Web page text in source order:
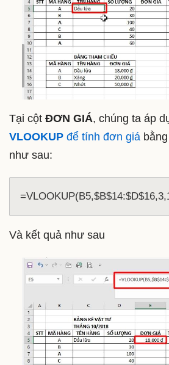
Tại cột ĐƠN GIÁ, chúng ta áp
VLOOKUP để tính đơn giá
như sau:
Và kết quả như sau